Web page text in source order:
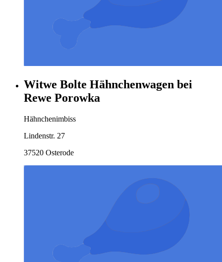
Witwe Bolte Hähnchenwagen bei
Rewe Porowka
Hähnchenimbiss
Lindenstr. 27
37520 Osterode